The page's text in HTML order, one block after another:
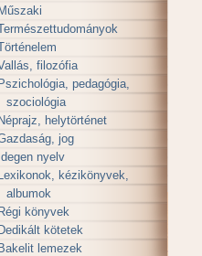
Műszaki
filozófia
Pszichológia, pedagógia,
szociológia
Néprajz, helytörténet
jog
Idegen nyelv
Lexikonok, kézikönyvek,
albumok
Régi könyvek
Dedikált kötetek
Bakelit lemezek